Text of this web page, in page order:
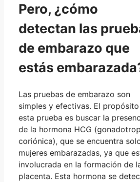
Pero, ¿cómo
detectan las
de embarazo que
estás
Las pruebas de embarazo son
simples y efectivas. El
esta prueba es buscar la
de la hormona HCG
coriónica), que se encuentra
mujeres embarazadas, ya que
involucrada en la formación de
placenta. Esta hormona se